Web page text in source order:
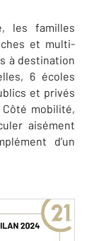
les familles
et multi-
à destination
6 écoles
et privés
Côté mobilité,
aisément
d’un